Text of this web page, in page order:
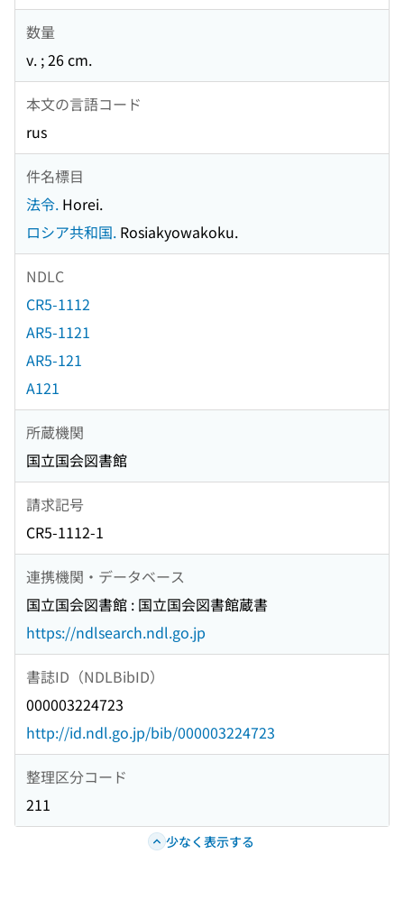
数量
v. ; 26 cm.
本文の言語コード
rus
件名標目
法令. Horei.
ロシア共和国. Rosiakyowakoku.
NDLC
CR5-1112
AR5-1121
AR5-121
A121
所蔵機関
国立国会図書館
請求記号
CR5-1112-1
連携機関・データベース
国立国会図書館 : 国立国会図書館蔵書
https://ndlsearch.ndl.go.jp
書誌ID（NDLBibID）
000003224723
http://id.ndl.go.jp/bib/000003224723
整理区分コード
211
少なく表示する